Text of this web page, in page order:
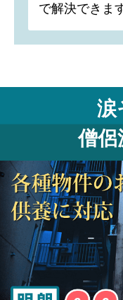
で解決できま
涙
僧侶